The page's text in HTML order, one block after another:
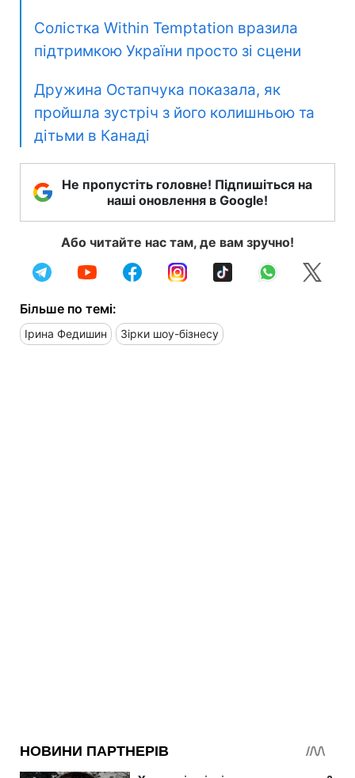
Солістка Within Temptation вразила
підтримкою України просто зі сцени
Дружина Остапчука показала, як
пройшла зустріч з його колишньою та
дітьми в Канаді
Не пропустіть головне! Підпишіться на
наші оновлення в Google!
Або читайте нас там, де вам зручно!
Більше по темі:
Ірина Федишин Зірки шоу-бізнесу